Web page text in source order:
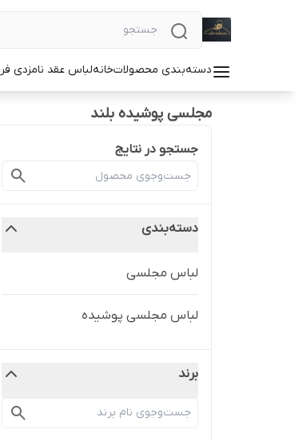
دسته‌بندی محصولاتخانهلباس عقد نامزدی
مجلسی پوشیده بلند
جستجو در نتایج
دسته‌بندی
لباس مجلسی
لباس مجلسی پوشیده
برند